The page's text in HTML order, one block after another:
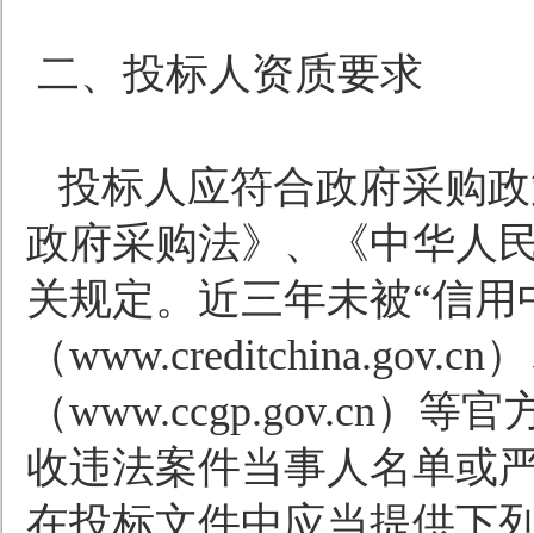
二、投标人资质要求
投标人应符合政府采购
政府采购法》、《中华人
关规定。近三年未被“信用
（www.creditchina.gov.cn
（www.ccgp.gov.cn）等官
收违法案件当事人名单或
在投标文件中应当提供下